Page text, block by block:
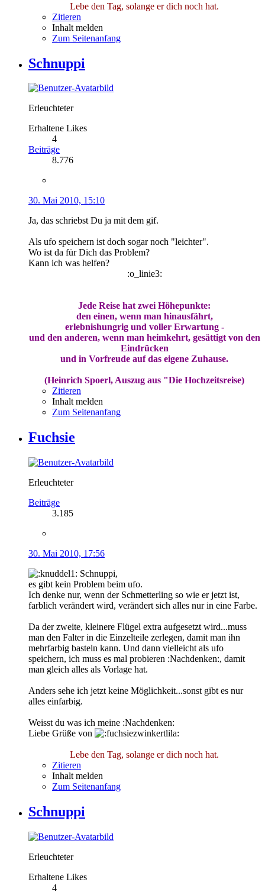
Lebe den Tag, solange er dich noch hat.
Zitieren
Inhalt melden
Zum Seitenanfang
Schnuppi
Erleuchteter
Erhaltene Likes
4
Beiträge
8.776
30. Mai 2010, 15:10
Ja, das schriebst Du ja mit dem gif.
Als ufo speichern ist doch sogar noch "leichter".
Wo ist da für Dich das Problem?
Kann ich was helfen?
:o_linie3:
Jede Reise hat zwei Höhepunkte:
den einen, wenn man hinausfährt,
erlebnishungrig und voller Erwartung -
und den anderen, wenn man heimkehrt, gesättigt von den
Eindrücken
und in Vorfreude auf das eigene Zuhause.
(Heinrich Spoerl, Auszug aus "Die Hochzeitsreise)
Zitieren
Inhalt melden
Zum Seitenanfang
Fuchsie
Erleuchteter
Beiträge
3.185
30. Mai 2010, 17:56
Schnuppi,
es gibt kein Problem beim ufo.
Ich denke nur, wenn der Schmetterling so wie er jetzt ist,
farblich verändert wird, verändert sich alles nur in eine Farbe.
Da der zweite, kleinere Flügel extra aufgesetzt wird...muss
man den Falter in die Einzelteile zerlegen, damit man ihn
mehrfarbig basteln kann. Und dann vielleicht als ufo
speichern, ich muss es mal probieren :Nachdenken:, damit
man gleich alles als Vorlage hat.
Anders sehe ich jetzt keine Möglichkeit...sonst gibt es nur
alles einfarbig.
Weisst du was ich meine :Nachdenken:
Liebe Grüße von
Lebe den Tag, solange er dich noch hat.
Zitieren
Inhalt melden
Zum Seitenanfang
Schnuppi
Erleuchteter
Erhaltene Likes
4